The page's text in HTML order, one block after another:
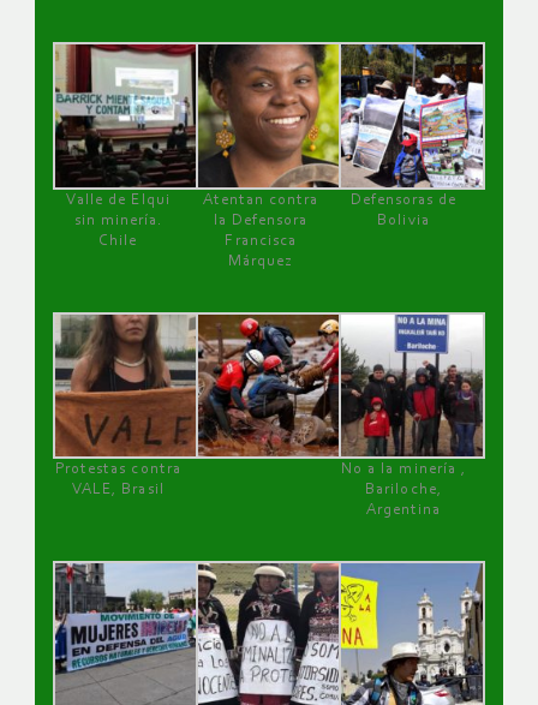
Valle de Elqui
sin minería.
Chile
Atentan contra
la Defensora
Francisca
Márquez
Defensoras de
Bolivia
Protestas contra
VALE, Brasil
No a la minería ,
Bariloche,
Argentina